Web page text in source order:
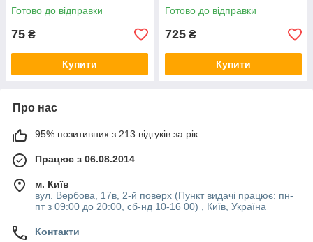
Готово до відправки
75 ₴
Купити
Готово до відправки
725 ₴
Купити
Про нас
95% позитивних з 213 відгуків за рік
Працює з 06.08.2014
м. Київ
вул. Вербова, 17в, 2-й поверх (Пункт видачі працює: пн-
пт з 09:00 до 20:00, сб-нд 10-16 00) , Київ, Україна
Контакти